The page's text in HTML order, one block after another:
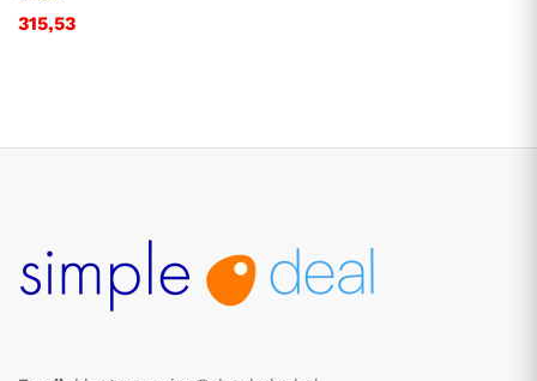
315,53